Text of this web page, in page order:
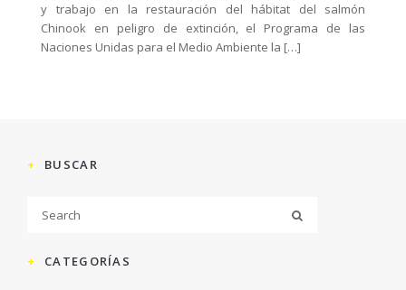
y trabajo en la restauración del hábitat del salmón
Chinook en peligro de extinción, el Programa de las
Naciones Unidas para el Medio Ambiente la […]
BUSCAR
CATEGORÍAS